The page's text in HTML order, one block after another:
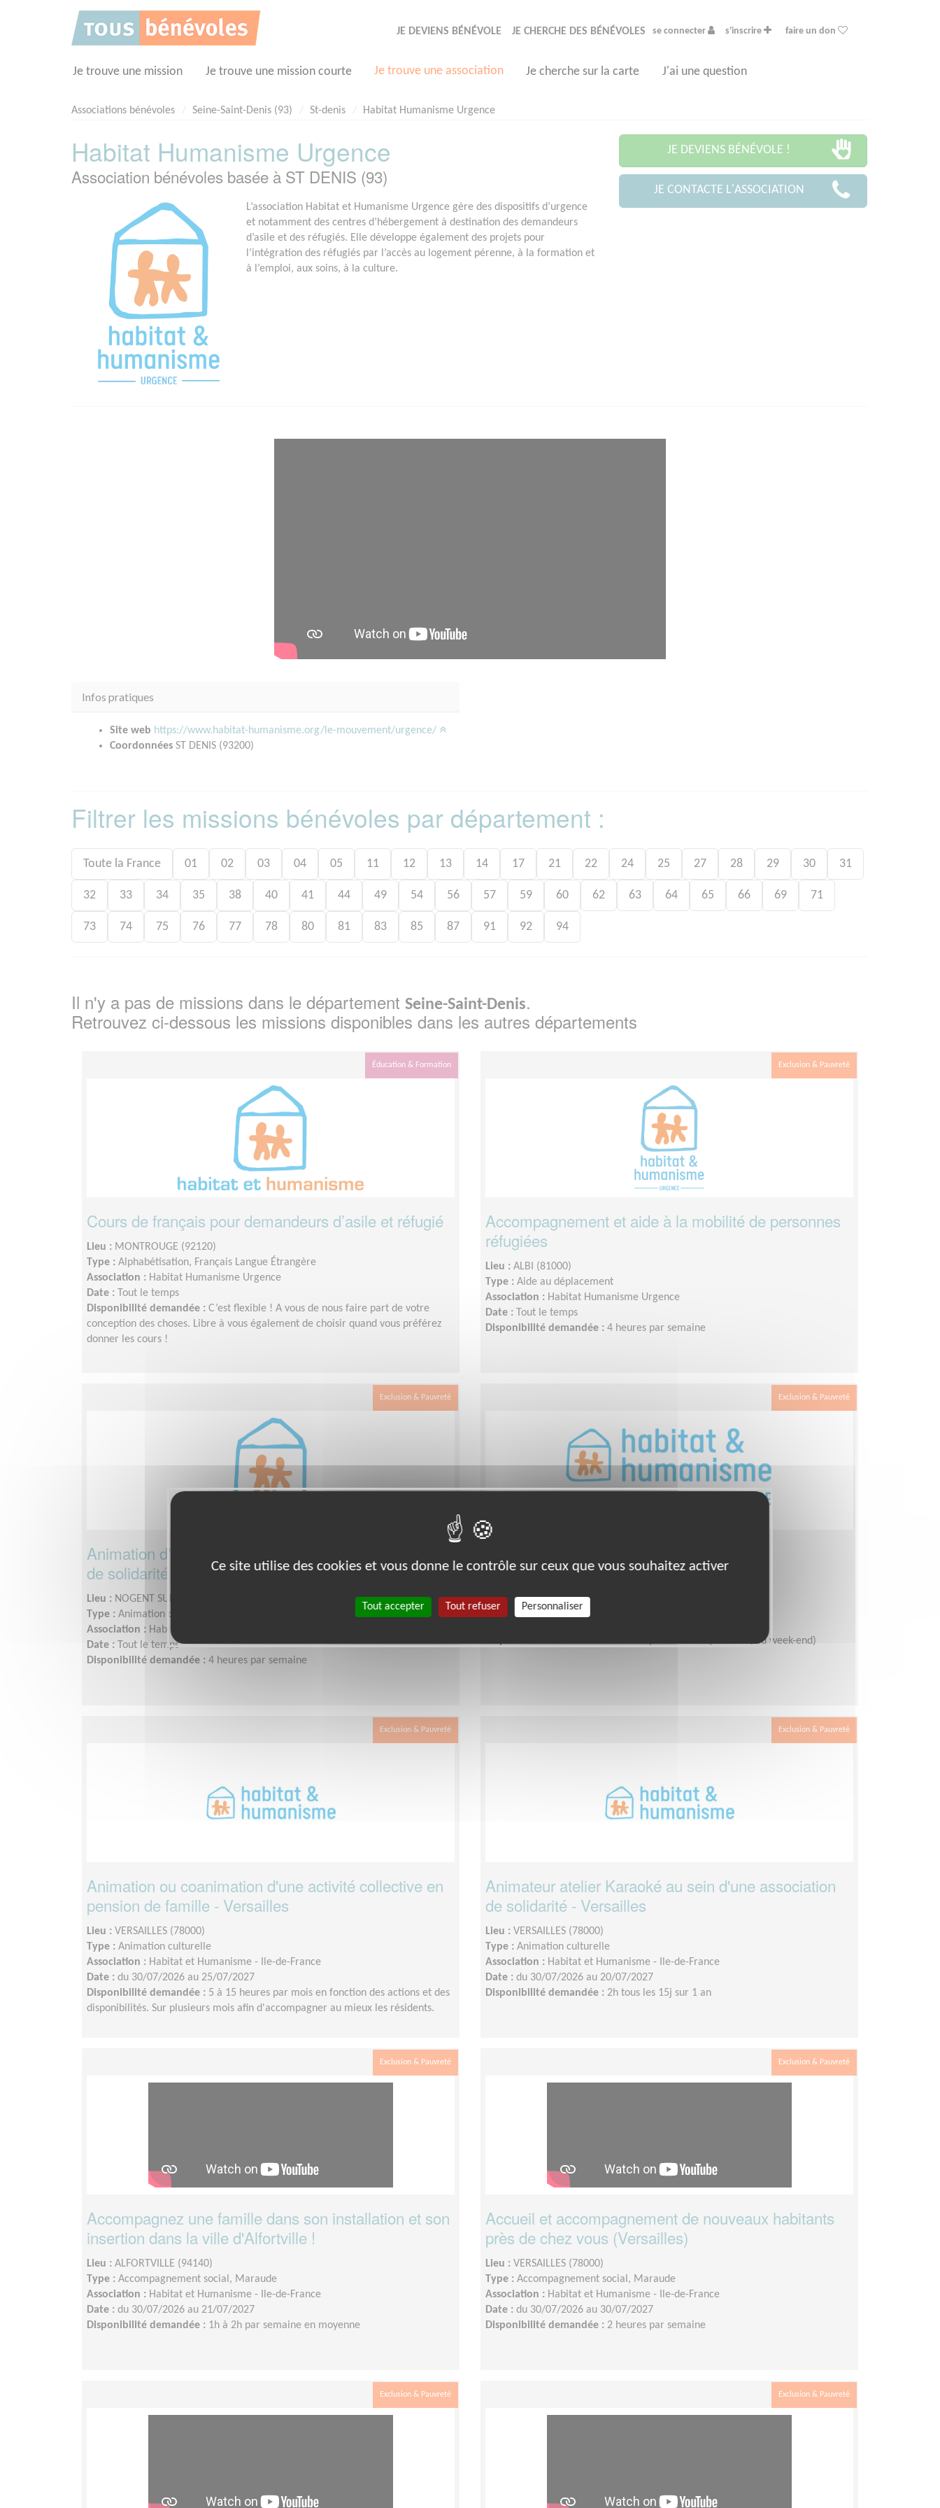
JE DEVIENS BÉNÉVOLE JE CHERCHE DES BÉNÉVOLES se connecter s'inscrire faire un don
Je trouve une mission Je trouve une mission courte Je trouve une association Je cherche sur la carte J'ai une question
Associations bénévoles Seine-Saint-Denis (93) St-denis Habitat Humanisme Urgence
Habitat Humanisme Urgence
Association bénévoles basée à ST DENIS (93)
L’association Habitat et Humanisme Urgence gère des dispositifs d’urgence
et notamment des centres d’hébergement à destination des demandeurs
d’asile et des réfugiés. Elle développe également des projets pour
l’intégration des réfugiés par l’accès au logement pérenne, à la formation et
à l’emploi, aux soins, à la culture.
JE DEVIENS BÉNÉVOLE !
JE CONTACTE L'ASSOCIATION
Infos pratiques
Site web https://www.habitat-humanisme.org/le-mouvement/urgence/
Coordonnées ST DENIS (93200)
Filtrer les missions bénévoles par département :
Toute la France 01 02 03 04 05 11 12 13 14 17 21 22 24 25 27 28 29 30 31
32 33 34 35 38 40 41 44 49 54 56 57 59 60 62 63 64 65 66 69 71
73 74 75 76 77 78 80 81 83 85 87 91 92 94
Il n'y a pas de missions dans le département Seine-Saint-Denis.
Retrouvez ci-dessous les missions disponibles dans les autres départements
Éducation & Formation
Cours de français pour demandeurs d’asile et réfugié
Lieu : MONTROUGE (92120)
Type : Alphabétisation, Français Langue Étrangère
Association : Habitat Humanisme Urgence
Date : Tout le temps
Disponibilité demandée : C’est flexible ! A vous de nous faire part de votre
conception des choses. Libre à vous également de choisir quand vous préférez
donner les cours !
Exclusion & Pauvreté
Accompagnement et aide à la mobilité de personnes
réfugiées
Lieu : ALBI (81000)
Type : Aide au déplacement
Association : Habitat Humanisme Urgence
Date : Tout le temps
Disponibilité demandée : 4 heures par semaine
Exclusion & Pauvreté
Animation d'actions d'intégration pour une association
de solidarité
Lieu : NOGENT SUR OISE (60180)
Type : Animation culturelle
Association : Habitat Humanisme Urgence
Date : Tout le temps
Disponibilité demandée : 4 heures par semaine
Exclusion & Pauvreté
Type :Animation culturelle
Association :Habitat Humanisme Urgence
Disponibilité demandée :4 heures par semaine (mardi et/ou week-end)
Exclusion & Pauvreté
Animation ou coanimation d'une activité collective en
pension de famille - Versailles
Lieu : VERSAILLES (78000)
Type : Animation culturelle
Association : Habitat et Humanisme - Ile-de-France
Date : du 30/07/2026 au 25/07/2027
Disponibilité demandée : 5 à 15 heures par mois en fonction des actions et des
disponibilités. Sur plusieurs mois afin d'accompagner au mieux les résidents.
Exclusion & Pauvreté
Animateur atelier Karaoké au sein d'une association
de solidarité - Versailles
Lieu : VERSAILLES (78000)
Type : Animation culturelle
Association : Habitat et Humanisme - Ile-de-France
Date : du 30/07/2026 au 20/07/2027
Disponibilité demandée : 2h tous les 15j sur 1 an
Exclusion & Pauvreté
Accompagnez une famille dans son installation et son
insertion dans la ville d'Alfortville !
Lieu : ALFORTVILLE (94140)
Type : Accompagnement social, Maraude
Association : Habitat et Humanisme - Ile-de-France
Date : du 30/07/2026 au 21/07/2027
Disponibilité demandée : 1h à 2h par semaine en moyenne
Exclusion & Pauvreté
Accueil et accompagnement de nouveaux habitants
près de chez vous (Versailles)
Lieu : VERSAILLES (78000)
Type : Accompagnement social, Maraude
Association : Habitat et Humanisme - Ile-de-France
Date : du 30/07/2026 au 30/07/2027
Disponibilité demandée : 2 heures par semaine
Exclusion & Pauvreté Exclusion & Pauvreté
Ce site utilise des cookies et vous donne le contrôle sur ceux que vous souhaitez activer
Tout accepter Tout refuser Personnaliser